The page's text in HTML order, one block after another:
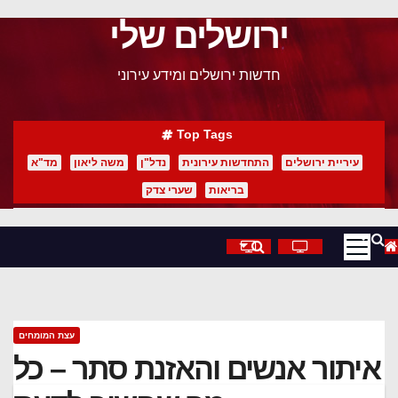
ירושלים שלי
חדשות ירושלים ומידע עירוני
Top Tags
עיריית ירושלים התחדשות עירונית נדל"ן משה ליאון מד"א
בריאות שערי צדק
עצת המומחים
איתור אנשים והאזנת סתר – כל